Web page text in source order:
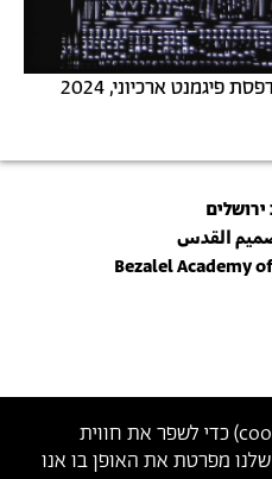
) כדי לשפר את חווית
מפרטת את האופן בו אנו
القدس
Bezalel Academy